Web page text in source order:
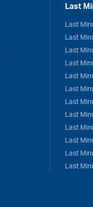
Last
Last
Last
Last
Last
Last
Last
Last
Last
Last
Last
Last
Last